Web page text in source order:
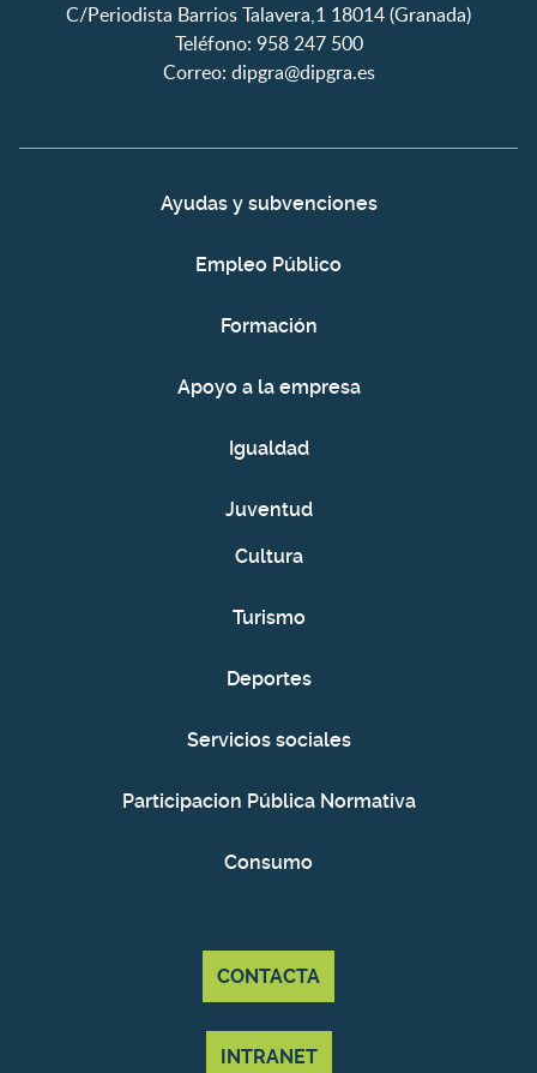
C/Periodista Barrios Talavera,1 18014 (Granada)
Teléfono: 958 247 500
Correo: dipgra@dipgra.es
Ayudas y subvenciones
Empleo Público
Formación
Apoyo a la empresa
Igualdad
Juventud
Cultura
Turismo
Deportes
Servicios sociales
Participacion Pública Normativa
Consumo
CONTACTA
INTRANET